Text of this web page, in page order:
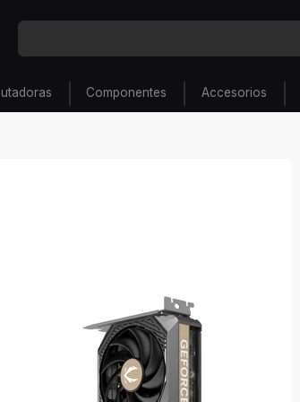
Componentes Accesorios